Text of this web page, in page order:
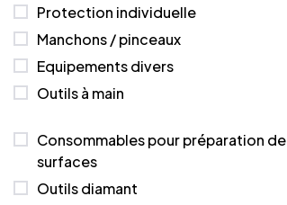
Protection individuelle
Manchons / pinceaux
Equipements divers
Outils à main
Consommables pour préparation de
surfaces
Outils diamant